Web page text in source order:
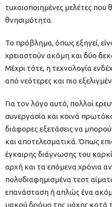
τυχαιοποιημένες μελέτες που
θνησιμότητα.
Το πρόβλημα, όπως εξηγεί,
χρειαστούν ακόμη και δύο
Μέχρι τότε, η τεχνολογία
από νεότερες και πιο
Για τον λόγο αυτό, πολλοί
συνεργασία και κοινά
διάφορες εξετάσεις να
και αποτελεσματικά. Όπως
έγκαιρης διάγνωσης του
αρχή και τα επόμενα χρόνια
πολυδιαφημισμένα τεστ
επανάσταση ή απλώς ένα
μακρύ δρόμο της μάχης κατά